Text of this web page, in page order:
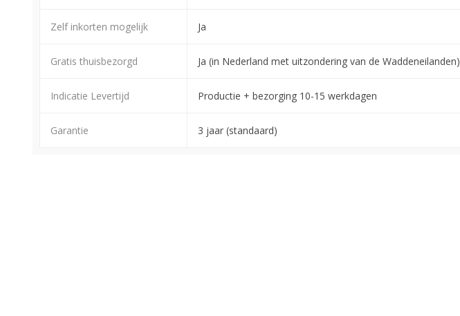
Zelf inkorten mogelijk Ja
Gratis thuisbezorgd Ja (in Nederland met uitzondering van de Waddeneilanden)
Indicatie Levertijd Productie + bezorging 10-15 werkdagen
Garantie 3 jaar (standaard)